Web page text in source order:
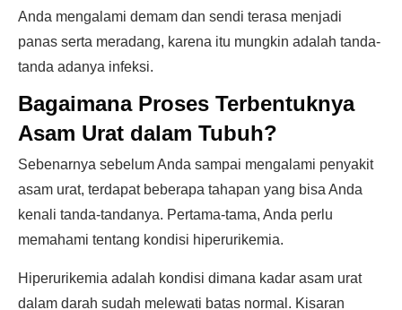
Anda mengalami demam dan sendi terasa menjadi
panas serta meradang, karena itu mungkin adalah tanda-
tanda adanya infeksi.
Bagaimana Proses Terbentuknya
Asam Urat dalam Tubuh?
Sebenarnya sebelum Anda sampai mengalami penyakit
asam urat, terdapat beberapa tahapan yang bisa Anda
kenali tanda-tandanya. Pertama-tama, Anda perlu
memahami tentang kondisi hiperurikemia.
Hiperurikemia adalah kondisi dimana kadar asam urat
dalam darah sudah melewati batas normal. Kisaran